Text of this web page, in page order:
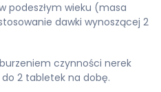
podeszłym wieku (masa
dawki wynoszącej 2
czynności nerek
2 tabletek na dobę.